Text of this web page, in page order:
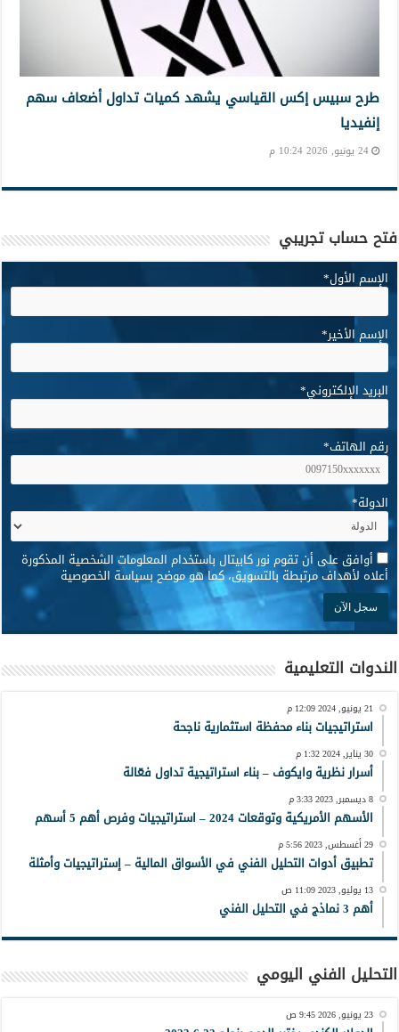
طرح سبيس إكس القياسي يشهد كميات تداول أضعاف سهم
إنفيديا
24 يونيو, 2026 10:24 م
فتح حساب تجريبي
الإسم الأول*
الإسم الأخير*
البريد الإلكتروني*
رقم الهاتف*
الدولة*
* أوافق على أن تقوم نور كابيتال باستخدام المعلومات الشخصية المذكورة
أعلاه لأهداف مرتبطة بالتسويق، كما هو موضح بسياسة الخصوصية
الندوات التعليمية
21 يونيو, 2024 12:09 م
استراتيجيات بناء محفظة استثمارية ناجحة
30 يناير, 2024 1:32 م
أسرار نظرية وايكوف – بناء استراتيجية تداول فعّالة
8 ديسمبر, 2023 3:33 م
الأسهم الأمريكية وتوقعات 2024 – استراتيجيات وفرص أهم 5 أسهم
29 أغسطس, 2023 5:56 م
تطبيق أدوات التحليل الفني في الأسواق المالية – إستراتيجيات وأمثلة
13 يوليو, 2023 11:09 ص
أهم 3 نماذج في التحليل الفني
التحليل الفني اليومي
23 يونيو, 2026 9:45 ص